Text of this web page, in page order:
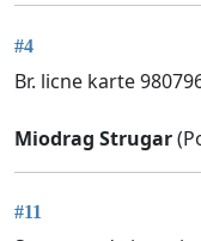
#4
Br. licne karte
Miodrag Strugar
#11